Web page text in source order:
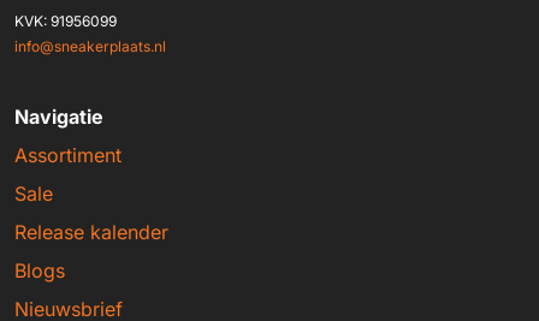
KVK: 91956099
info@sneakerplaats.nl
Navigatie
Assortiment
Sale
Release kalender
Blogs
Nieuwsbrief